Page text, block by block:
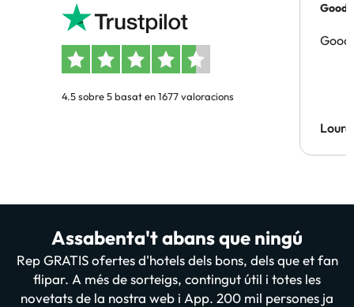
4.5 sobre 5 basat en 1677 valoracions
Good
Good
Assabenta't abans que ningú
Rep GRATIS ofertes d'hotels dels bons, dels que et fan
flipar. A més de sorteigs, contingut útil i totes les
novetats de la nostra web i App. 200 mil persones ja